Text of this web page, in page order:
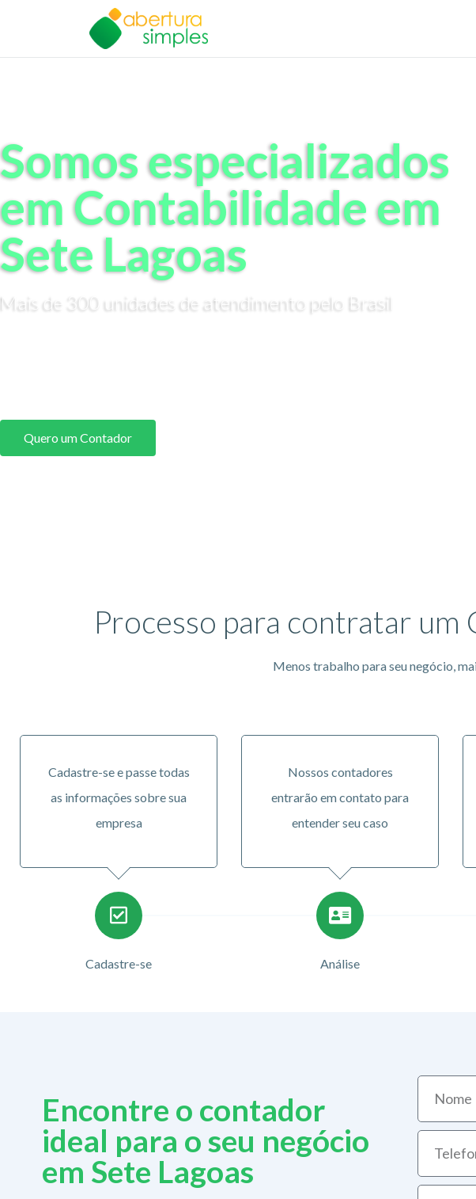
Somos especializados
em Contabilidade em
Sete Lagoas
Mais de 300 unidades de atendimento pelo Brasil
Quero um Contador
Processo para contratar um
Menos trabalho para seu negócio,
Cadastre-se e passe todas
as informações sobre sua
empresa
Nossos contadores
entrarão em contato para
entender seu caso
Cadastre-se Análise
Encontre o contador
ideal para o seu negócio
em Sete Lagoas